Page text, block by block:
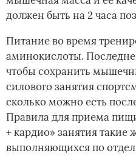
должен быть на 2 часа
Питание во время
аминокислоты.
чтобы сохранить
силового занятия
сколько можно есть
Правила для приема
+ кардио» занятия такие
выполняющихся по